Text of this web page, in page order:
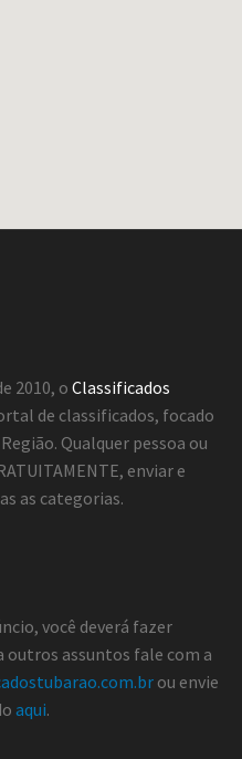
2010, o Classificados
de classificados, focado
Qualquer pessoa ou
enviar e
as categorias.
você deverá fazer
outros assuntos fale com a
ou envie
aqui.